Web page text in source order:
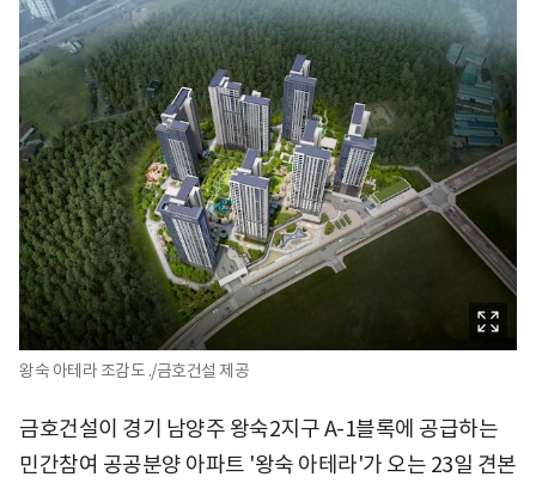
왕숙 아테라 조감도 ./금호건설 제공
금호건설이 경기 남양주 왕숙2지구 A-1블록에 공급하는
민간참여 공공분양 아파트 '왕숙 아테라'가 오는 23일 견본